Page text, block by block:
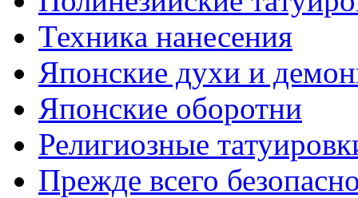
Техникa нанесения
Японские духи и
Японские оборотни
Религиозные
Прежде всего